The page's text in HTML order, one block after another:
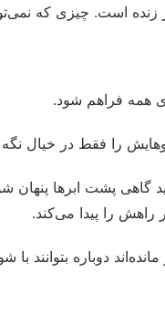
زنده است. چیزی که
همه فراهم شود.
را فقط در خیال نگه
پشت ابرها پنهان
راهش را پیدا می‌کند.
دوباره بتوانند